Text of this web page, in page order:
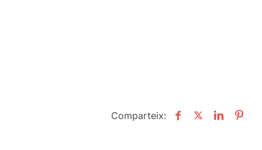
Comparteix: